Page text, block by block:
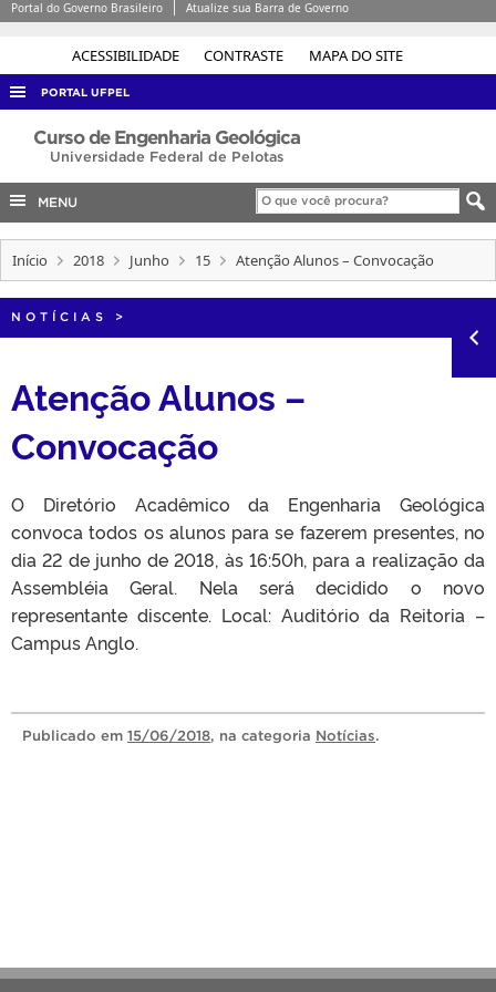
ACESSIBILIDADE CONTRASTE MAPA DO SITE
Portal do Governo Brasileiro Atualize sua Barra de Governo
PORTAL UFPEL
ACESSO À INFORMAÇÃO
COBALTO
CONCURSOS
EDITAIS
INTERNACIONAL
PORTARIAS
Curso de Engenharia Geológica
Universidade Federal de Pelotas
MENU
Início 2018 Junho 15 Atenção Alunos – Convocação
NOTÍCIAS >
Atenção Alunos –
Convocação
O Diretório Acadêmico da Engenharia Geológica
convoca todos os alunos para se fazerem presentes, no
dia 22 de junho de 2018, às 16:50h, para a realização da
Assembléia Geral. Nela será decidido o novo
representante discente. Local: Auditório da Reitoria –
Campus Anglo.
Publicado em 15/06/2018, na categoria Notícias.